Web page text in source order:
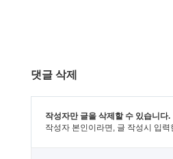
댓글 삭제
작성자만 글을 삭제할 수 있습니다.
작성자 본인이라면, 글 작성시 입